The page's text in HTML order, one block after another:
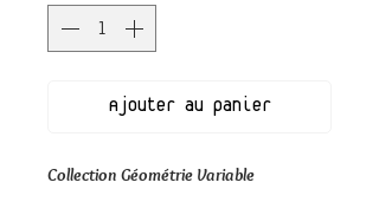
Ajouter au panier
Collection Géométrie Variable